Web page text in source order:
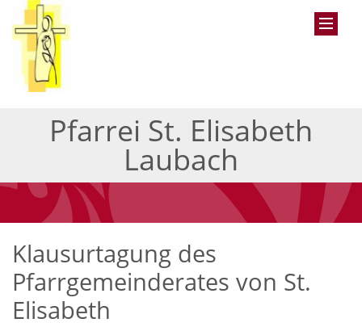
Pfarrei St. Elisabeth
Laubach
Klausurtagung des
Pfarrgemeinderates von St.
Elisabeth